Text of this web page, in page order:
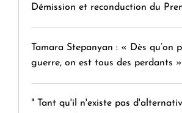
Démission et reconduction du
Tamara Stepanyan : « Dès qu’on
guerre, on est tous des perdants »
" Tant qu'il n'existe pas